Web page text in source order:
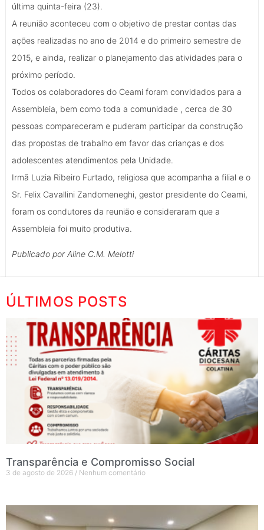
última quinta-feira (23).
A reunião aconteceu com o objetivo de prestar contas das
ações realizadas no ano de 2014 e do primeiro semestre de
2015, e ainda, realizar o planejamento das atividades para o
próximo período.
Todos os colaboradores do Ceami foram convidados para a
Assembleia, bem como toda a comunidade , cerca de 30
pessoas compareceram e puderam participar da construção
das propostas de trabalho em favor das crianças e dos
adolescentes atendimentos pela Unidade.
Irmã Luzia Ribeiro Furtado, religiosa que acompanha a filial e o
Sr. Felix Cavallini Zandomeneghi, gestor presidente do Ceami,
foram os condutores da reunião e consideraram que a
Assembleia foi muito produtiva.
Publicado por Aline C.M. Melotti
ÚLTIMOS POSTS
Transparência e Compromisso Social
3 de agosto de 2026 Nenhum comentário